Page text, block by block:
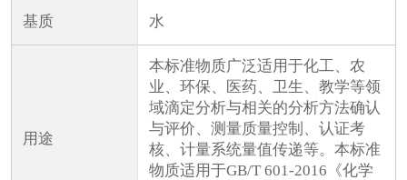
基质 水
用途
本标准物质广泛适用于化工、农
业、环保、医药、卫生、教学等领
域滴定分析与相关的分析方法确认
与评价、测量质量控制、认证考
核、计量系统量值传递等。本标准
物质适用于GB/T 601-2016《化学